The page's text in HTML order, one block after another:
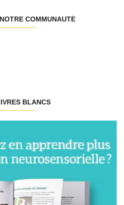
COMMUNAUTÉ
BLANCS